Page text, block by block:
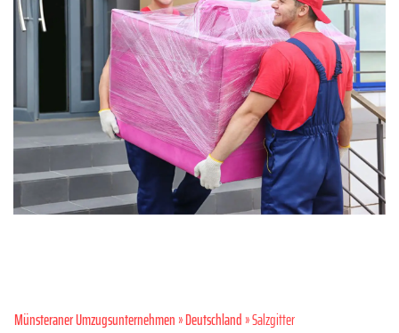
Münsteraner Umzugsunternehmen»Deutschland» Salzgitter